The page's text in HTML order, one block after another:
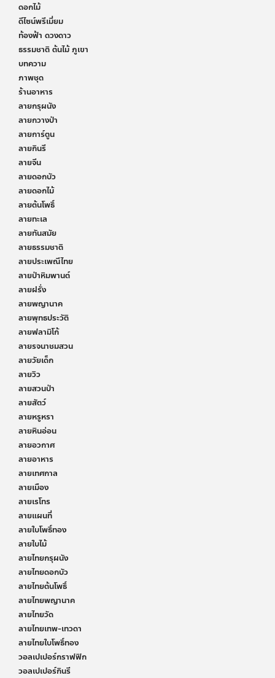
ดอกไม้
ดีไซน์พรีเมี่ยม
ท้องฟ้า ดวงดาว
ธรรมชาติ ต้นไม้ ภูเขา
บทความ
ภาพชุด
ร้านอาหาร
ลายกรุผนัง
ลายกวางป่า
ลายการ์ตูน
ลายกินรี
ลายจีน
ลายดอกบัว
ลายดอกไม้
ลายต้นโพธิ์
ลายทะเล
ลายทันสมัย
ลายธรรมชาติ
ลายประเพณีไทย
ลายป่าหิมพานต์
ลายฝรั่ง
ลายพญานาค
ลายพุทธประวัติ
ลายฟลามิโก้
ลายรจนาชมสวน
ลายวัยเด็ก
ลายวิว
ลายสวนป่า
ลายสัตว์
ลายหรูหรา
ลายหินอ่อน
ลายอวกาศ
ลายอาหาร
ลายเทศกาล
ลายเมือง
ลายเรโทร
ลายแผนที่
ลายใบโพธิ์ทอง
ลายใบไม้
ลายไทยกรุผนัง
ลายไทยดอกบัว
ลายไทยต้นโพธิ์
ลายไทยพญานาค
ลายไทยวัด
ลายไทยเทพ-เทวดา
ลายไทยใบโพธิ์ทอง
วอลเปเปอร์กราฟฟิก
วอลเปเปอร์กินรี